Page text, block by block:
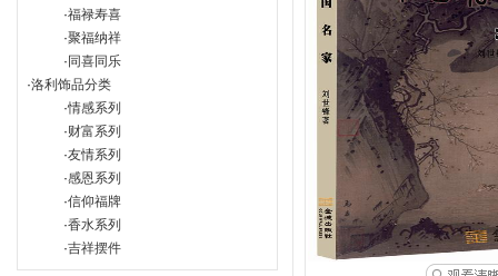
·福禄寿喜
·聚福纳祥
· 同喜同乐
·洛利饰品分类
·情感系列
·财富系列
·友情系列
·感恩系列
·信仰福牌
·香水系列
·吉祥摆件